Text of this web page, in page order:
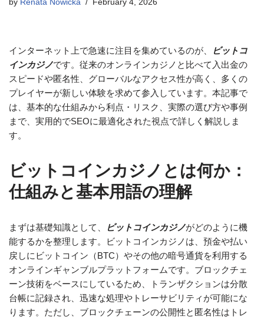
by Renata Nowicka February 4, 2026
インターネット上で急速に注目を集めているのが、
ビットコ
インカジノです。従来のオンラインカジノと比べて入出金の
スピードや匿名性、グローバルなアクセス性が高く、多くの
プレイヤーが新しい体験を求めて参入しています。本記事で
は、基本的な仕組みから利点・リスク、実際の選び方や事例
まで、実用的でSEOに最適化された視点で詳しく解説しま
す。
ビットコインカジノとは何か：
仕組みと基本用語の理解
まずは基礎知識として、 ビットコインカジノがどのように機
能するかを整理します。ビットコインカジノは、預金や払い
戻しにビットコイン（BTC）やその他の暗号通貨を利用する
オンラインギャンブルプラットフォームです。ブロックチェ
ーン技術をベースにしているため、トランザクションは分散
台帳に記録され、迅速な処理やトレーサビリティが可能にな
ります。ただし、ブロックチェーンの公開性と匿名性はトレ